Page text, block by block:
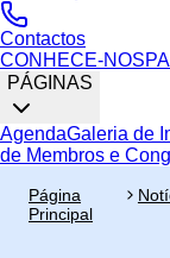
Contactos
CONHECE-NOS
PÁGINAS
AgendaGaleria de
de Membros e
Página
Principal